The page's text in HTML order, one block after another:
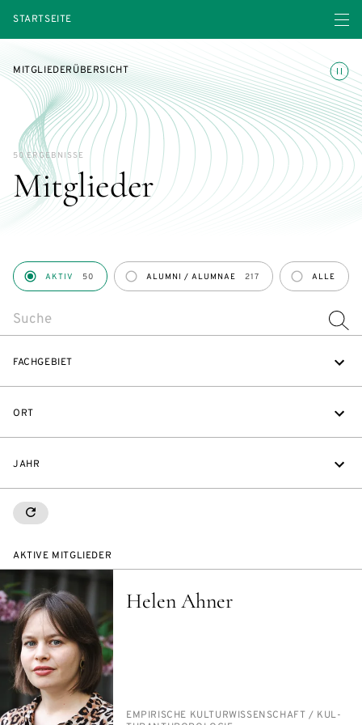
STARTSEITE Menü
MITGLIEDERÜBERSICHT
Mitglieder
50 ERGEBNISSE
AKTIV 50 ALUMNI / ALUMNAE 217 ALLE
FACHGEBIET
ORT
JAHR
RESETALL
AKTIVE MITGLIEDER
Helen Ahner
PERSON_RESEARCH_SUBJECT
EM­PI­RI­SCHE KUL­TUR­WIS­SEN­SCHAFT /​ KUL­